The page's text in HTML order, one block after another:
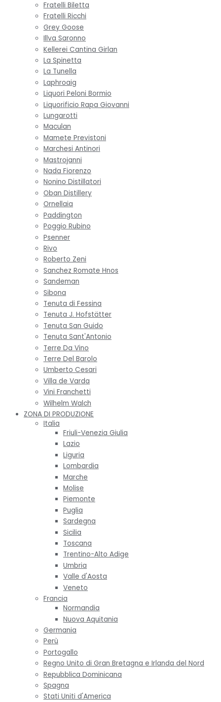
Fratelli Biletta
Fratelli Ricchi
Grey Goose
Illva Saronno
Kellerei Cantina Girlan
La Spinetta
La Tunella
Laphroaig
Liquori Peloni Bormio
Liquorificio Rapa Giovanni
Lungarotti
Maculan
Mamete Previstoni
Marchesi Antinori
Mastrojanni
Nada Fiorenzo
Nonino Distillatori
Oban Distillery
Ornellaia
Paddington
Poggio Rubino
Psenner
Rivo
Roberto Zeni
Sanchez Romate Hnos
Sandeman
Sibona
Tenuta di Fessina
Tenuta J. Hofstätter
Tenuta San Guido
Tenuta Sant'Antonio
Terre Da Vino
Terre Del Barolo
Umberto Cesari
Villa de Varda
Vini Franchetti
Wilhelm Walch
ZONA DI PRODUZIONE
Italia
Friuli-Venezia Giulia
Lazio
Liguria
Lombardia
Marche
Molise
Piemonte
Puglia
Sardegna
Sicilia
Toscana
Trentino-Alto Adige
Umbria
Valle d'Aosta
Veneto
Francia
Normandia
Nuova Aquitania
Germania
Perù
Portogallo
Regno Unito di Gran Bretagna e Irlanda del Nord
Repubblica Dominicana
Spagna
Stati Uniti d'America